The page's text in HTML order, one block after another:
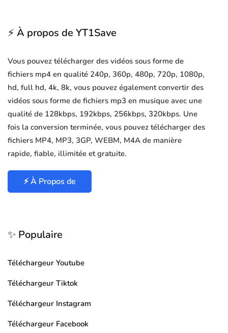
⚡ À propos de YT1Save
Vous pouvez télécharger des vidéos sous forme de
fichiers mp4 en qualité 240p, 360p, 480p, 720p, 1080p,
hd, full hd, 4k, 8k, vous pouvez également convertir des
vidéos sous forme de fichiers mp3 en musique avec une
qualité de 128kbps, 192kbps, 256kbps, 320kbps. Une
fois la conversion terminée, vous pouvez télécharger des
fichiers MP4, MP3, 3GP, WEBM, M4A de manière
rapide, fiable, illimitée et gratuite.
⚡ À Propos de
✨ Populaire
Téléchargeur Youtube
Téléchargeur Tiktok
Téléchargeur Instagram
Téléchargeur Facebook